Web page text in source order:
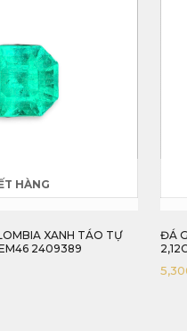
HÀNG
XANH TÁO TỰ
2409389
ĐÁ